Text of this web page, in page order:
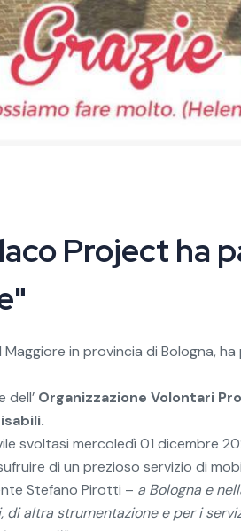
Project ha
in provincia di Bologna,
dell’ Organizzazione Volontari
svoltasi mercoledì 01 dicembre
di un prezioso servizio di
Stefano Pirotti – a Bologna e
altra strumentazione e per i